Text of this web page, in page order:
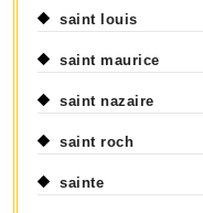
saint louis
saint maurice
saint nazaire
saint roch
sainte